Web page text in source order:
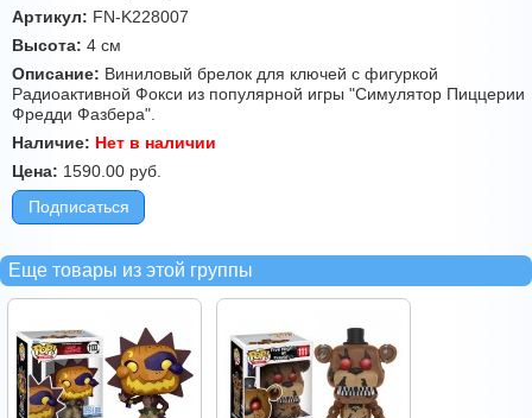
Артикул: FN-K228007
Высота: 4 см
Описание: Виниловый брелок для ключей c фигуркой
Радиоактивной Фокси из популярной игры "Симулятор Пиццерии
Фредди Фазбера".
Наличие: Нет в наличии
Цена: 1590.00 руб.
Подписаться
Еще товары из этой группы